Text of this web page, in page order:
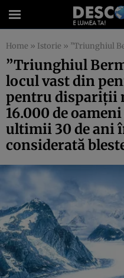
Home » Istorie » ”Triunghiul Bermudelor” din Alaska, locul vast din
”Triunghiul
locul vast din
pentru dispariţii
16.000 de
ultimii 30 de ani
considerată